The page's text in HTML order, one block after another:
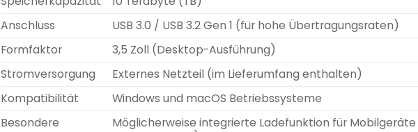
Anschluss
USB 3.0 / USB 3.2 Gen 1 (für hohe Übertragungsraten)
Formfaktor
3,5 Zoll (Desktop-Ausführung)
Stromversorgung
Externes Netzteil (im Lieferumfang enthalten)
Kompatibilität
Windows und macOS Betriebssysteme
Besondere
Möglicherweise integrierte Ladefunktion für